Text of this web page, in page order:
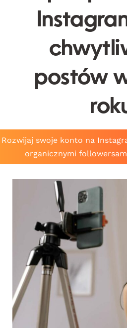
Inne
postów
Rozwijaj swoje konto na
organicznymi